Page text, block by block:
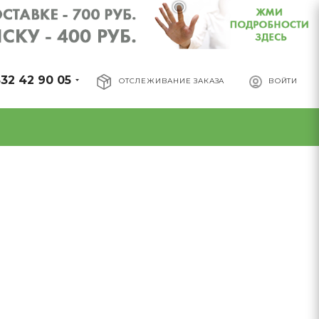
ОТСЛЕЖИВАНИЕ ЗАКАЗА ВОЙТИ
42 90 05